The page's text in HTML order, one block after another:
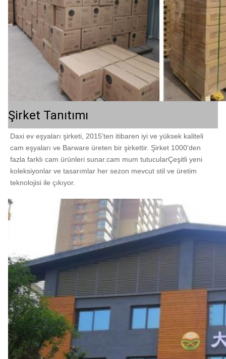
Şirket Tanıtımı
Daxi ev eşyaları şirketi, 2015'ten itibaren iyi ve yüksek kaliteli
cam eşyaları ve Barware üreten bir şirkettir. Şirket 1000'den
fazla farklı cam ürünleri sunar.cam mum tutucularÇeşitli yeni
koleksiyonlar ve tasarımlar her sezon mevcut stil ve üretim
teknolojisi ile çıkıyor.